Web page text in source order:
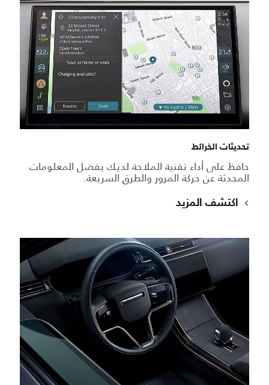
تحديثات الخرائط
حافظ على أداء تقنية الملاحة لديك بفضل المعلومات
المحدثة عن حركة المرور والطرق السريعة.
اكتشف المزيد